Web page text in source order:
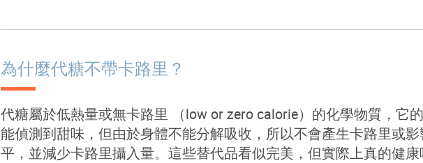
為什麼代糖不帶卡路里？
代糖屬於低熱量或無卡路里 （low orzero calorie）的化學物質，它
能偵測到甜味，但由於身體不能分解吸收，所以不會產生卡路里或
平，並減少卡路里攝入量。這些替代品看似完美，但實際上真的健康